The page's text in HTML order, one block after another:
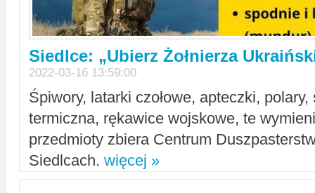
Siedlce: „Ubierz Żołnierza
2022-03-16 13:59:00
Śpiwory, latarki czołowe, apteczki,
termiczna, rękawice wojskowe, te
przedmioty zbiera Centrum
Siedlcach. więcej »